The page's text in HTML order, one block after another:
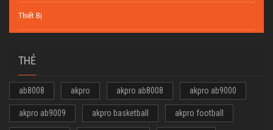
Thiết Bị
THẺ
ab8008 akpro akpro ab8008 akpro ab9000
akpro ab9009 akpro basketball akpro football